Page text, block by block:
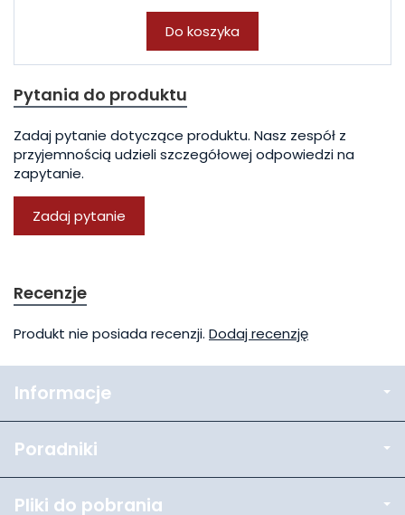
Do koszyka
Pytania do produktu
Zadaj pytanie dotyczące produktu. Nasz zespół z
przyjemnością udzieli szczegółowej odpowiedzi na
zapytanie.
Zadaj pytanie
Recenzje
Produkt nie posiada recenzji. Dodaj recenzję
Informacje
Poradniki
Pliki do pobrania